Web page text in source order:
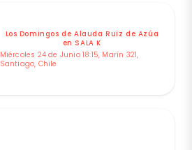
Los Domingos de Alauda Ruiz de Azúa
en SALA K
Miércoles 24 de Junio 18:15, Marín 321,
Santiago, Chile